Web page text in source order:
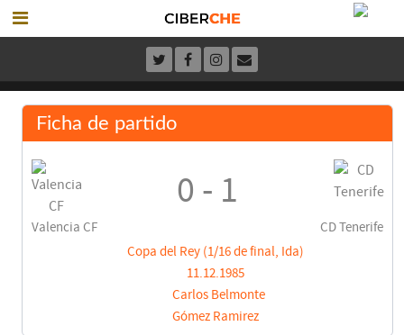
Ficha de partido
Valencia CF
0 - 1
CD Tenerife
Copa del Rey (1/16 de final, Ida)
11.12.1985
Carlos Belmonte
Gómez Ramirez